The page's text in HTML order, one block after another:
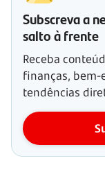
Subscreva a
salto à frente
Receba
finanças, bem-
tendências